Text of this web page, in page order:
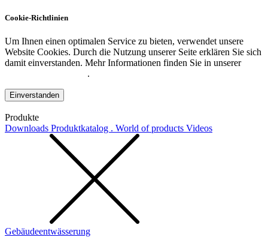
Cookie-Richtlinien
Um Ihnen einen optimalen Service zu bieten, verwendet unsere
Website Cookies. Durch die Nutzung unserer Seite erklären Sie sich
damit einverstanden. Mehr Informationen finden Sie in unserer
.
Einverstanden
Produkte
Downloads Produktkatalog . World of products Videos
Gebäudeentwässerung